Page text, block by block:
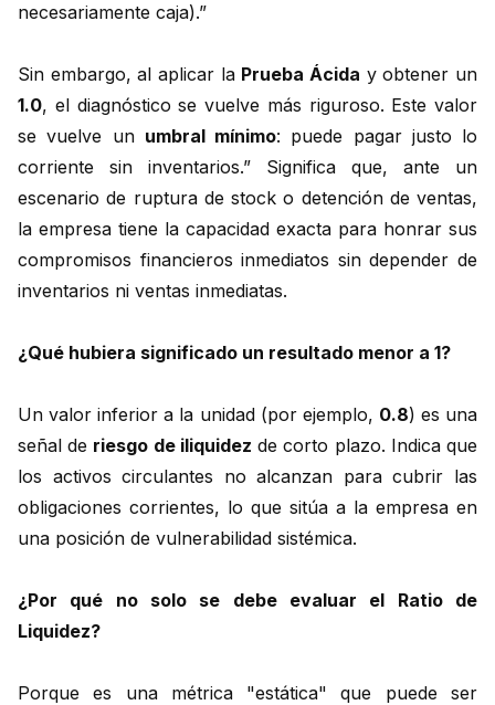
necesariamente caja).”
Sin embargo, al aplicar la Prueba Ácida y obtener un
1.0, el diagnóstico se vuelve más riguroso. Este valor
se vuelve un umbral mínimo: puede pagar justo lo
corriente sin inventarios.” Significa que, ante un
escenario de ruptura de stock o detención de ventas,
la empresa tiene la capacidad exacta para honrar sus
compromisos financieros inmediatos sin depender de
inventarios ni ventas inmediatas.
¿Qué hubiera significado un resultado menor a 1?
Un valor inferior a la unidad (por ejemplo, 0.8) es una
señal de riesgo de iliquidez de corto plazo. Indica que
los activos circulantes no alcanzan para cubrir las
obligaciones corrientes, lo que sitúa a la empresa en
una posición de vulnerabilidad sistémica.
¿Por qué no solo se debe evaluar el Ratio de
Liquidez?
Porque es una métrica "estática" que puede ser